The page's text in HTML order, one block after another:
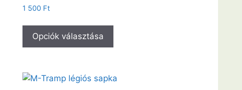
1 500 Ft
Opciók választása